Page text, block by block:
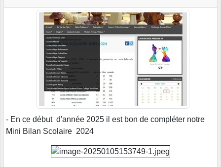
- En ce début d'année 2025 il est bon de compléter notre
Mini Bilan Scolaire 2024